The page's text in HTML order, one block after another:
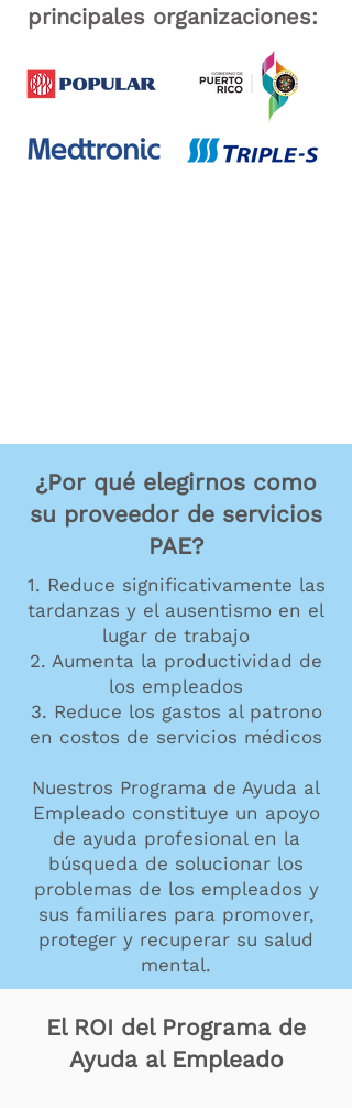
principales organizaciones:
¿Por qué elegirnos como
su proveedor de servicios
PAE?
1. Reduce significativamente las
tardanzas y el ausentismo en el
lugar de trabajo
2. Aumenta la productividad de
los empleados
3. Reduce los gastos al patrono
en costos de servicios médicos
Nuestros Programa de Ayuda al
Empleado constituye un apoyo
de ayuda profesional en la
búsqueda de solucionar los
problemas de los empleados y
sus familiares para promover,
proteger y recuperar su salud
mental.
El ROI del Programa de
Ayuda al Empleado